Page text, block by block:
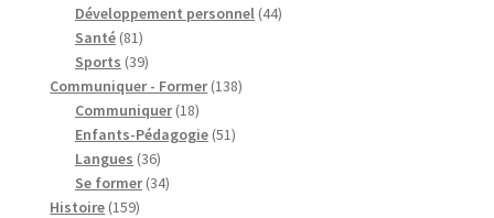
produits
Développement personnel 4444
Santé 8181
produits
Sports 3939
produits
Communiquer - Former 138138
Communiquer 1818
produits
Enfants-Pédagogie 5151
Langues 3636
produits
Se former 3434
Histoire 159159